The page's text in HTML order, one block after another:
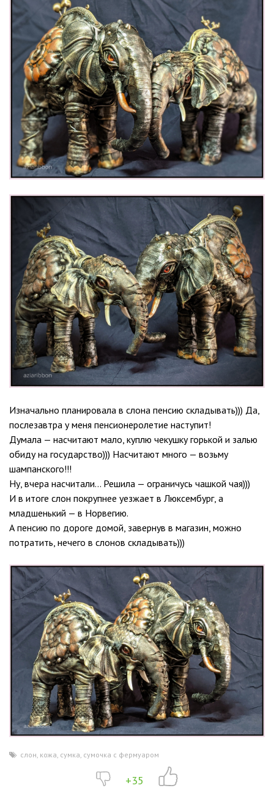
Изначально планировала в слона пенсию складывать))) Да,
послезавтра у меня пенсионеролетие наступит!
Думала — насчитают мало, куплю чекушку горькой и залью
обиду на государство))) Насчитают много — возьму
шампанского!!!
Ну, вчера насчитали… Решила — ограничусь чашкой чая)))
И в итоге слон покрупнее уезжает в Люксембург, а
младшенький — в Норвегию.
А пенсию по дороге домой, завернув в магазин, можно
потратить, нечего в слонов складывать)))
слон кожа сумка сумочка с фермуаром
+35